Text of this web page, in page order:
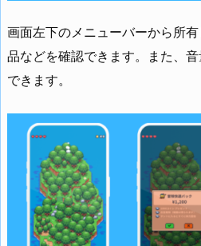
画面左下のメニューバーから所
品などを確認できます。また、
できます。